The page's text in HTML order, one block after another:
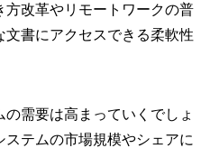
改革やリモートワークの普
書にアクセスできる柔軟性
需要は高まっていくでしょ
テムの市場規模やシェアに